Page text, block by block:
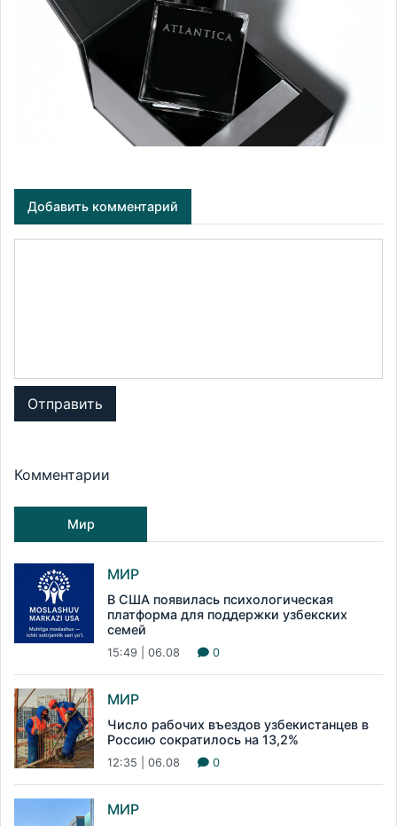
Добавить комментарий
Отправить
Комментарии
Мир
МИР
В США появилась психологическая
платформа для поддержки узбекских
семей
15:49 | 06.08 0
МИР
Число рабочих въездов узбекистанцев в
Россию сократилось на 13,2%
12:35 | 06.08 0
МИР